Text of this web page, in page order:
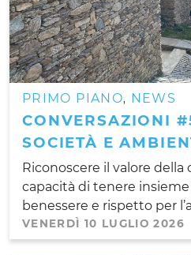
PRIMO PIANO, NEWS
CONVERSAZIONI
SOCIETÀ E
Riconoscere il valore della
capacità di tenere
benessere e rispetto per
VENERDÌ 10 LUGLIO 2026